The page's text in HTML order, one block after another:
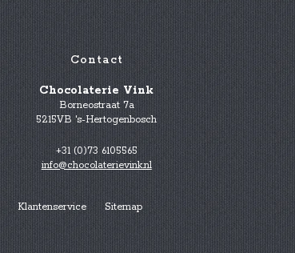
Contact
Chocolaterie Vink
Borneostraat 7a
5215VB 's-Hertogenbosch
+31 (0)73 6105565
info@chocolaterievink.nl
Klantenservice Sitemap